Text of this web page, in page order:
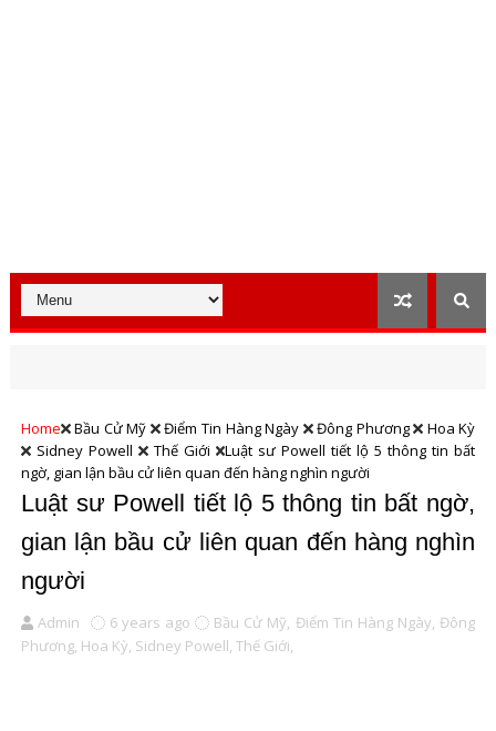
Home Bầu Cử Mỹ Điểm Tin Hàng Ngày Đông Phương
Hoa Kỳ
Sidney Powell
Thế Giới
Luật sư Powell tiết lộ 5 thông tin bất
ngờ, gian lận bầu cử liên quan đến hàng nghìn người
Luật sư Powell tiết lộ 5 thông tin bất ngờ,
gian lận bầu cử liên quan đến hàng nghìn
người
Admin 6 years ago Bầu Cử Mỹ, Điểm Tin Hàng Ngày, Đông
Phương, Hoa Kỳ, Sidney Powell, Thế Giới,